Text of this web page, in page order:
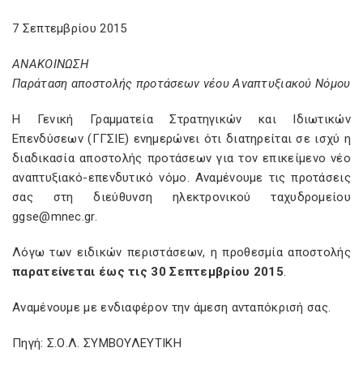
7 Σεπτεμβρίου 2015
ΑΝΑΚΟΙΝΩΣΗ
Παράταση αποστολής προτάσεων νέου Αναπτυξιακού Νόμου
Η Γενική Γραμματεία Στρατηγικών και Ιδιωτικών
Επενδύσεων (ΓΓΣΙΕ) ενημερώνει ότι διατηρείται σε ισχύ η
διαδικασία αποστολής προτάσεων για τον επικείμενο νέο
αναπτυξιακό-επενδυτικό νόμο. Αναμένουμε τις προτάσεις
σας στη διεύθυνση ηλεκτρονικού ταχυδρομείου
ggse@mnec.gr.
Λόγω των ειδικών περιστάσεων, η προθεσμία αποστολής
παρατείνεται έως τις 30 Σεπτεμβρίου 2015.
Αναμένουμε με ενδιαφέρον την άμεση ανταπόκρισή σας.
Πηγή: Σ.Ο.Λ. ΣΥΜΒΟΥΛΕΥΤΙΚΗ